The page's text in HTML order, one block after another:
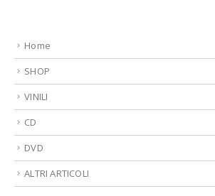
Home
SHOP
VINILI
CD
DVD
ALTRI ARTICOLI